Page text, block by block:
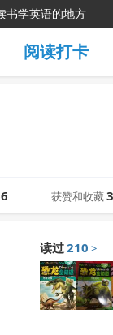
书学英语的地方
阅读打卡
获赞和收藏
读过210 >